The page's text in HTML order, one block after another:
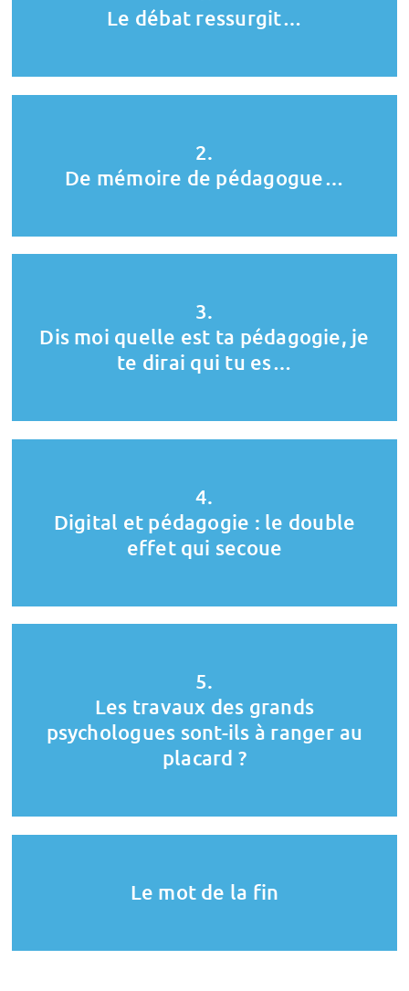
Le débat ressurgit…
2.
De mémoire de pédagogue…
3.
Dis moi quelle est ta pédagogie, je
te dirai qui tu es…
4.
Digital et pédagogie : le double
effet qui secoue
5.
Les travaux des grands
psychologues sont-ils à ranger au
placard ?
Le mot de la fin